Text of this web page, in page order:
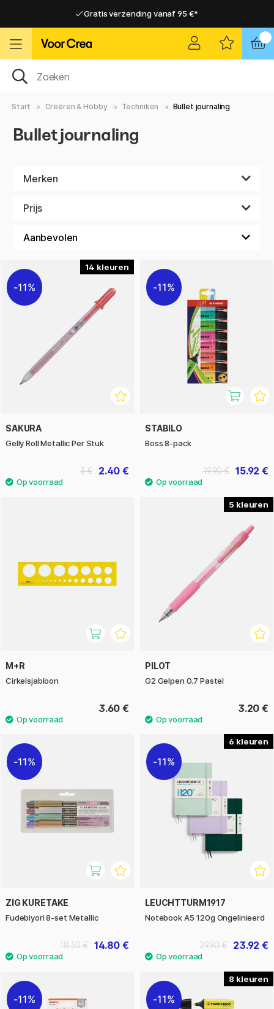
Gratis verzending vanaf 95 €*
Gratis verzending vanaf 95 €*
Start Creëren & Hobby Techniken Bullet journaling
Bullet journaling
Merken
Prijs
14
11%
SAKURA
Gelly Roll Metallic Per Stuk
2.40 €
3 €
11%
STABILO
Boss 8-pack
15.92 €
19.90 €
M+R
Cirkelsjabloon
3.60 €
5
PILOT
G2 Gelpen 0.7 Pastel
3.20 €
11%
ZIG KURETAKE
Fudebiyori 8-­set Metallic
14.80 €
18.50 €
6
11%
LEUCHTTURM1917
Notebook A5 120g Ongelinieerd
23.92 €
29.90 €
11%
8
11%